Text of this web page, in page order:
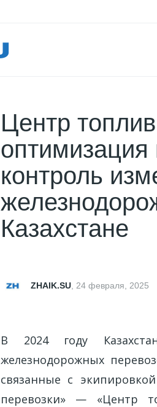
Центр
оптимизация
контроль
Казахстане
ZHAIK.SU, 24 февраля, 2025
В 2024 году
железнодорожных
связанные с
перевозки» — «Центр